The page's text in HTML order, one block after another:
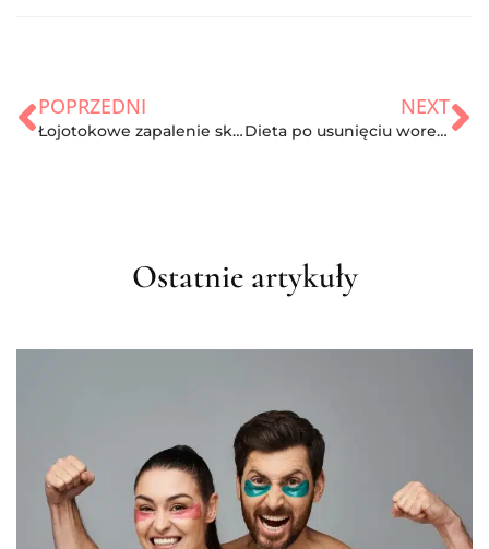
POPRZEDNI
Łojotokowe zapalenie skóry twarzy
NEXT
Dieta po usunięciu woreczka żółciowego – zasady, produkty i jadłospis
Ostatnie artykuły